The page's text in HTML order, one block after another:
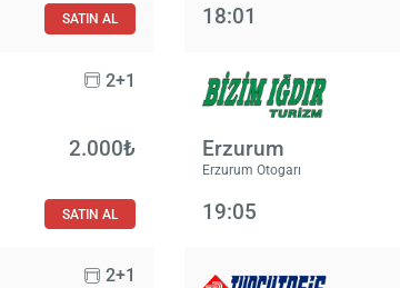
SATIN AL 18:01
2+1
2.000₺
SATIN AL
Erzurum
Erzurum Otogarı
19:05
2+1